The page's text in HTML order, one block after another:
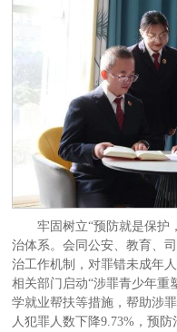
牢固树立“预防就是保护
治体系。会同公安、教育、
治工作机制，对罪错未成年
相关部门启动“涉罪青少年重
学就业帮扶等措施，帮助涉
人犯罪人数下降9.73%，预